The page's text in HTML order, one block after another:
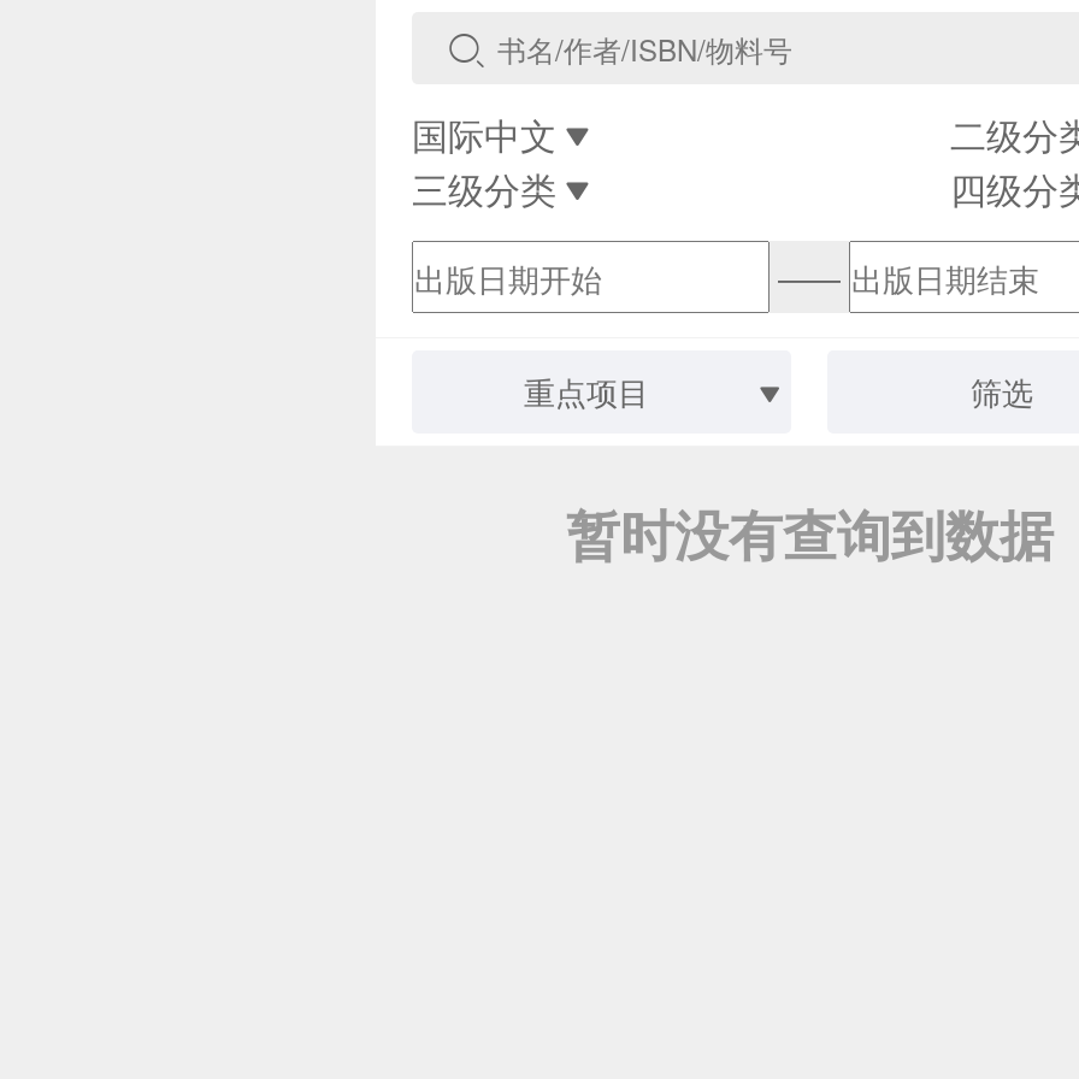
国际中文
二级分
三级分类
四级分
——
重点项目 筛选
暂时没有查询到数据